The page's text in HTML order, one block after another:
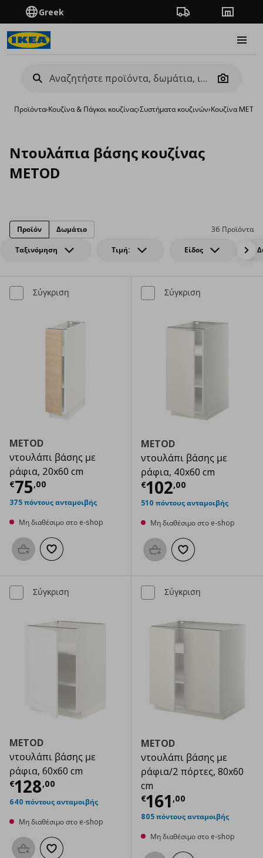
Greek Πορεία παραγγελίας
Camera
Προϊόντα›Κουζίνα & Πάγκοι κουζίνας›Συστήματα κουζινών›Κουζίνα
Ντουλάπια βάσης κουζίνας
METOD
Ταξινόμηση Τιμή: Είδος
36 Προϊόντα
Προϊόν Δωμάτιο
Σύγκριση
METOD
ντουλάπι βάσης με
ράφια, 20x60 cm
€75,00
Τρέχουσα τιμή € 75,00
375 πόντους ανταμοιβής
Μη διαθέσιμο στο e-shop
Προσθήκη στο καλάθι
Προσθήκη στα αγαπημένα
Σύγκριση
METOD
ντουλάπι βάσης με
ράφια, 40x60 cm
€102,00
Τρέχουσα
510 πόντους ανταμοιβής
Μη διαθέσιμο στο e-shop
Προσθήκη στο καλάθι
Προσθήκη στα
Σύγκριση
METOD
ντουλάπι βάσης με
ράφια, 60x60 cm
€128,00
Τρέχουσα τιμή € 128,00
640 πόντους ανταμοιβής
Μη διαθέσιμο στο e-shop
Προσθήκη στο καλάθι
Προσθήκη στα αγαπημένα
Σύγκριση
METOD
ντουλάπι βάσης με
ράφια/2 πόρτες, 80x60
cm
€161 ,00
Τρέχουσα
805 πόντους ανταμοιβής
Μη διαθέσιμο στο e-shop